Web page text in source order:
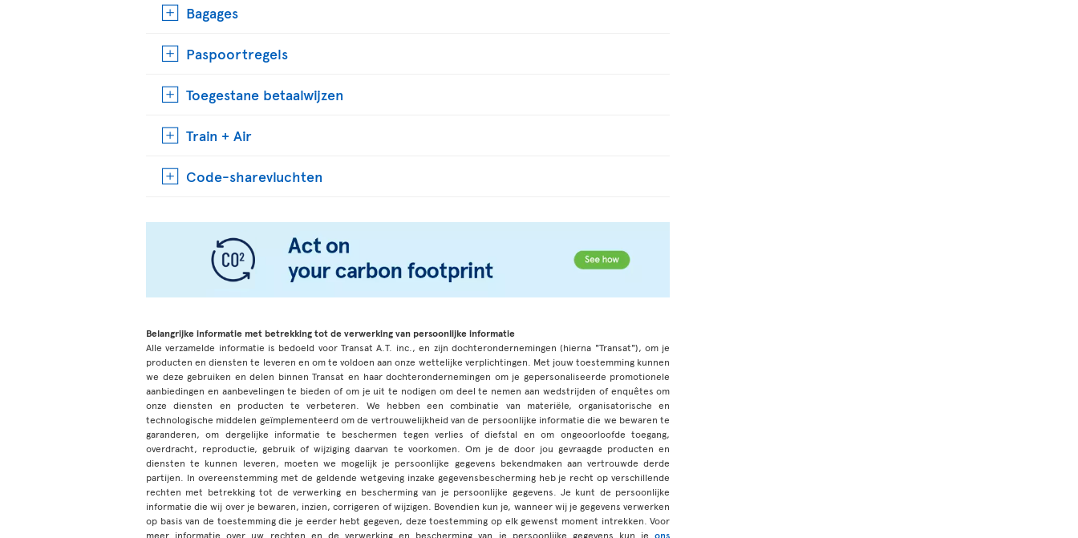
Bagages
Paspoortregels
Toegestane betaalwijzen
Train + Air
Code-sharevluchten
Belangrijke informatie met betrekking tot de verwerking van persoonlijke informatie
Alle verzamelde informatie is bedoeld voor Transat A.T. inc., en zijn dochterondernemingen (hierna "Transat"), om je
producten en diensten te leveren en om te voldoen aan onze wettelijke verplichtingen. Met jouw toestemming kunnen
we deze gebruiken en delen binnen Transat en haar dochterondernemingen om je gepersonaliseerde promotionele
aanbiedingen en aanbevelingen te bieden of om je uit te nodigen om deel te nemen aan wedstrijden of enquêtes om
onze diensten en producten te verbeteren. We hebben een combinatie van materiële, organisatorische en
technologische middelen geïmplementeerd om de vertrouwelijkheid van de persoonlijke informatie die we bewaren te
garanderen, om dergelijke informatie te beschermen tegen verlies of diefstal en om ongeoorloofde toegang,
overdracht, reproductie, gebruik of wijziging daarvan te voorkomen. Om je de door jou gevraagde producten en
diensten te kunnen leveren, moeten we mogelijk je persoonlijke gegevens bekendmaken aan vertrouwde derde
partijen. In overeenstemming met de geldende wetgeving inzake gegevensbescherming heb je recht op verschillende
rechten met betrekking tot de verwerking en bescherming van je persoonlijke gegevens. Je kunt de persoonlijke
informatie die wij over je bewaren, inzien, corrigeren of wijzigen. Bovendien kun je, wanneer wij je gegevens verwerken
op basis van de toestemming die je eerder hebt gegeven, deze toestemming op elk gewenst moment intrekken. Voor
meer informatie over uw rechten en de verwerking en bescherming van je persoonlijke gegevens kun jeons